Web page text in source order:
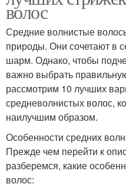
волос
Средние волнистые
природы. Они сочетают в
шарм. Однако, чтобы
важно выбрать
рассмотрим 10 лучших
средневолнистых волос,
наилучшим образом.
Особенности средних
Прежде чем перейти к
разберемся, какие
волос: